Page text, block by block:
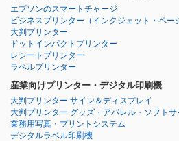
エプソンのスマートチャージ
ビジネスプリンター （インクジェット・ペー
大判プリンター
ドットインパクトプリンター
レシートプリンター
ラベルプリンター
産業向けプリンター・デジタル印刷機
大判プリンター サイン＆ディスプレイ
大判プリンター グッズ・アパレル・ソフトサ
業務用写真・プリントシステム
デジタルラベル印刷機